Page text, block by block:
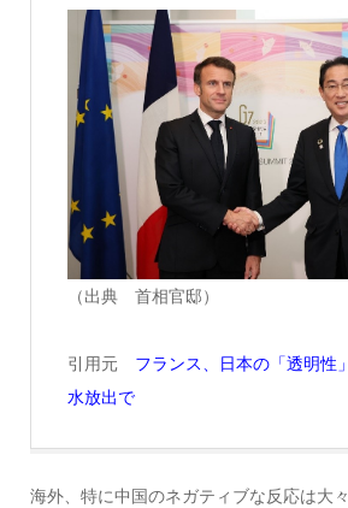
（出典 首相官邸）
引用元 フランス、日本の「透明性
水放出で
海外、特に中国のネガティブな反応は大